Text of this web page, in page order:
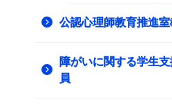
公認心理師教育推進室
障がいに関する学生
員